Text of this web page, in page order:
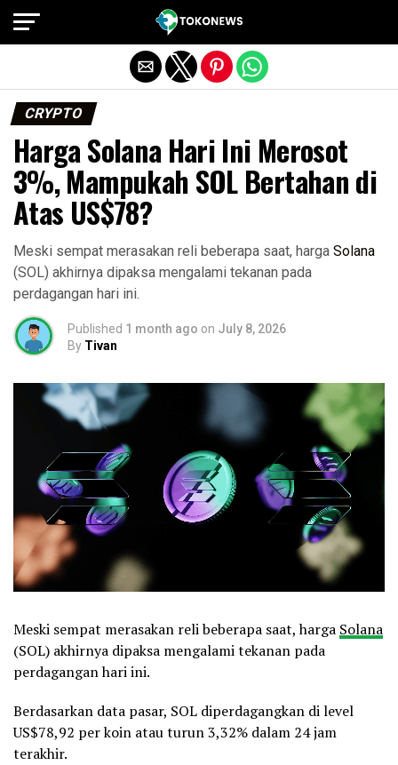
CRYPTO
Harga Solana Hari Ini Merosot
3%, Mampukah SOL Bertahan di
Atas US$78?
Meski sempat merasakan reli beberapa saat, harga Solana
(SOL) akhirnya dipaksa mengalami tekanan pada
perdagangan hari ini.
Published 1 month ago on July 8, 2026
By Tivan
Meski sempat merasakan reli beberapa saat, harga Solana
(SOL) akhirnya dipaksa mengalami tekanan pada
perdagangan hari ini.
Berdasarkan data pasar, SOL diperdagangkan di level
US$78,92 per koin atau turun 3,32% dalam 24 jam
terakhir.
Exit mobile version